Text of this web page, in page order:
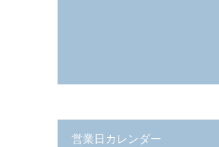
営業日カレンダー